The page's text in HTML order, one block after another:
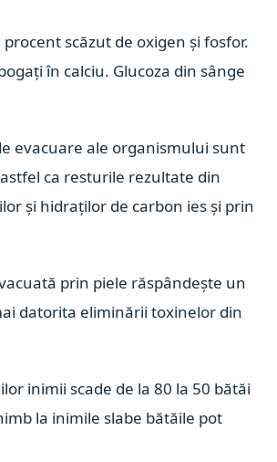
scăzut de oxigen și fosfor.
în calciu. Glucoza din sânge
evacuare ale organismului sunt
ca resturile rezultate din
și hidraților de carbon ies și prin
prin piele răspândește un
datorita eliminării toxinelor din
inimii scade de la 80 la 50 bătăi
la inimile slabe bătăile pot